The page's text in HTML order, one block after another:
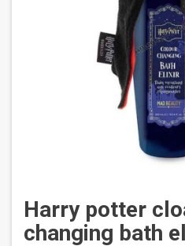
Harry potter
changing bath